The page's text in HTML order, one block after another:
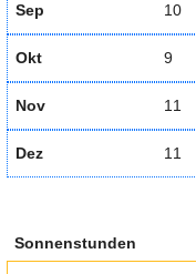
Sep 10
Okt 9
Nov 11
Dez 11
Sonnenstunden